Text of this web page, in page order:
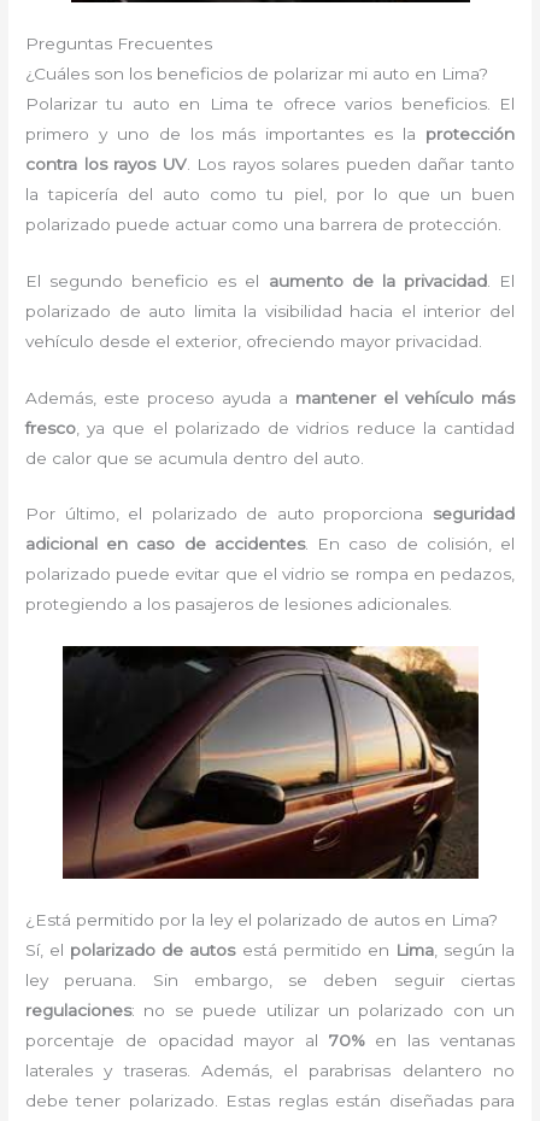
Preguntas Frecuentes
¿Cuáles son los beneficios de polarizar mi auto en Lima?
Polarizar tu auto en Lima te ofrece varios beneficios. El
primero y uno de los más importantes es la protección
contra los rayos UV. Los rayos solares pueden dañar tanto
la tapicería del auto como tu piel, por lo que un buen
polarizado puede actuar como una barrera de protección.
El segundo beneficio es el aumento de la privacidad. El
polarizado de auto limita la visibilidad hacia el interior del
vehículo desde el exterior, ofreciendo mayor privacidad.
Además, este proceso ayuda a mantener el vehículo más
fresco , ya que el polarizado de vidrios reduce la cantidad
de calor que se acumula dentro del auto.
Por último, el polarizado de auto proporciona seguridad
adicional en caso de accidentes. En caso de colisión, el
polarizado puede evitar que el vidrio se rompa en pedazos,
protegiendo a los pasajeros de lesiones adicionales.
¿Está permitido por la ley el polarizado de autos en Lima?
Sí, el polarizado de autosestá permitido en Lima, según la
ley peruana. Sin embargo, se deben seguir ciertas
regulaciones: no se puede utilizar un polarizado con un
porcentaje de opacidad mayor al 70%en las ventanas
laterales y traseras. Además, el parabrisas delantero no
debe tener polarizado. Estas reglas están diseñadas para